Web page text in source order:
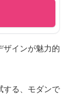
ザインが魅力的
する、モダンで